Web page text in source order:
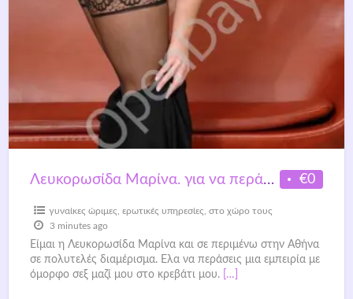
€0
Λευκορωσίδα Μαρίνα. για να περάσουμε στιγμές ερωτικές ♥ ♥ ♥
γυναίκες ώριμες ερωτικές υπηρεσίες στο χώρο τους
3 minutes ago
Είμαι η Λευκορωσίδα Μαρίνα και σε περιμένω στην Αθήνα
σε πολυτελές διαμέρισμα. Ελα να περάσεις μια εμπειρία με
όμορφο σεξ μαζί μου στο κρεβάτι μου.
[…]